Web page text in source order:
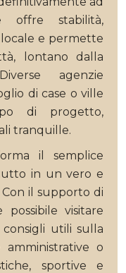
offre stabilità,
e permette
lontano dalla
agenzie
di case o ville
di progetto,
tranquille.
il semplice
in un vero e
il supporto di
visitare
utili sulla
amministrative o
sportive e